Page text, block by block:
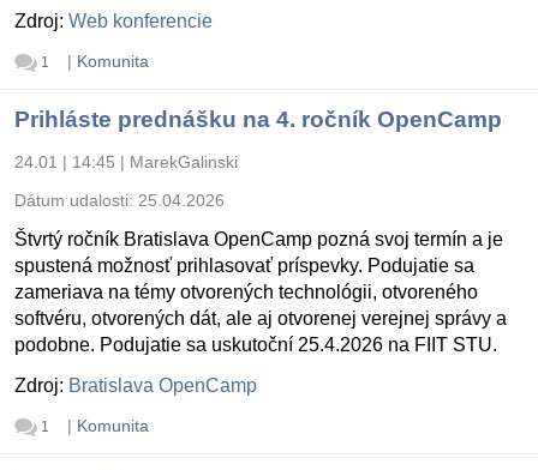
Zdroj: Web konferencie
1 | Komunita
Prihláste prednášku na 4. ročník OpenCamp
24.01 | 14:45 | MarekGalinski
Dátum udalosti: 25.04.2026
Štvrtý ročník Bratislava OpenCamp pozná svoj termín a je
spustená možnosť prihlasovať príspevky. Podujatie sa
zameriava na témy otvorených technológii, otvoreného
softvéru, otvorených dát, ale aj otvorenej verejnej správy a
podobne. Podujatie sa uskutoční 25.4.2026 na FIIT STU.
Zdroj: Bratislava OpenCamp
1 | Komunita